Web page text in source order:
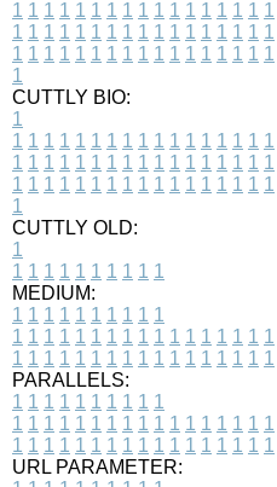
1 1 1 1 1 1 1 1 1 1 1 1 1 1 1 1 1
1 1 1 1 1 1 1 1 1 1 1 1 1 1 1 1 1
1 1 1 1 1 1 1 1 1 1 1 1 1 1 1 1 1
1
CUTTLY BIO:
1
1 1 1 1 1 1 1 1 1 1 1 1 1 1 1 1 1
1 1 1 1 1 1 1 1 1 1 1 1 1 1 1 1 1
1 1 1 1 1 1 1 1 1 1 1 1 1 1 1 1 1
1
CUTTLY OLD:
1
1 1 1 1 1 1 1 1 1 1
MEDIUM:
1 1 1 1 1 1 1 1 1 1
1 1 1 1 1 1 1 1 1 1 1 1 1 1 1 1 1
1 1 1 1 1 1 1 1 1 1 1 1 1 1 1 1 1
PARALLELS:
1 1 1 1 1 1 1 1 1 1
1 1 1 1 1 1 1 1 1 1 1 1 1 1 1 1 1
1 1 1 1 1 1 1 1 1 1 1 1 1 1 1 1 1
URL PARAMETER: